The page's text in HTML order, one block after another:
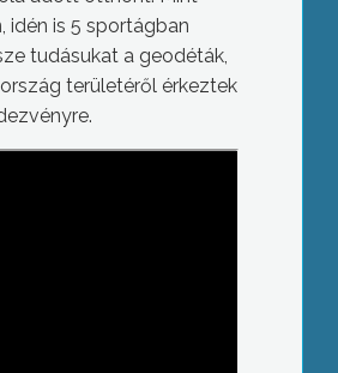
idén is 5 sportágban
tudásukat a geodéták,
területéről érkeztek